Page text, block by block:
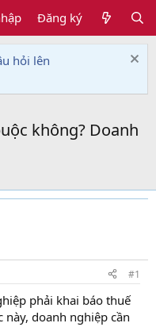
Đăng ký
hỏi lên
không? Doanh
#1
phải khai báo thuế
này, doanh nghiệp cần